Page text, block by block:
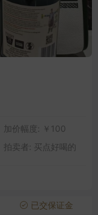
加价幅度: ￥100
拍卖者: 买点好喝的
已交保证金